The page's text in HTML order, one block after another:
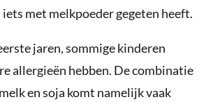
iets met melkpoeder gegeten heeft.
jaren, sommige kinderen
allergieën hebben. De combinatie
en soja komt namelijk vaak